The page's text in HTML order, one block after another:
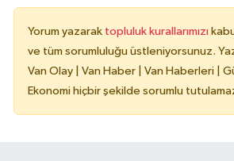
Yorum yazarak topluluk kurallarımızı
ve tüm sorumluluğu üstleniyorsunuz.
Van Olay | Van Haber | Van Haberleri |
Ekonomi hiçbir şekilde sorumlu